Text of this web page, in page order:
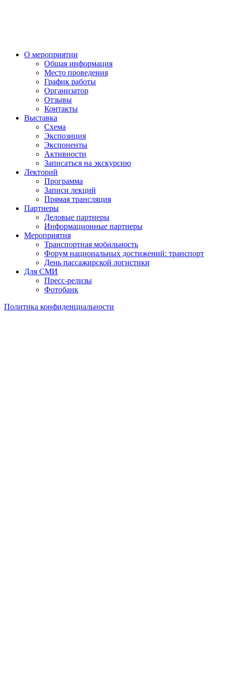
О мероприятии
Общая информация
Место проведения
График работы
Организатор
Отзывы
Контакты
Выставка
Схема
Экспозиция
Экспоненты
Активности
Записаться на экскурсию
Лекторий
Программа
Записи лекций
Прямая трансляция
Партнеры
Деловые партнеры
Информационные партнеры
Мероприятия
Транспортная мобильность
Форум национальных достижений: транспорт
День пассажирской логистики
Для СМИ
Пресс-релизы
Фотобанк
Политика конфиденциальности